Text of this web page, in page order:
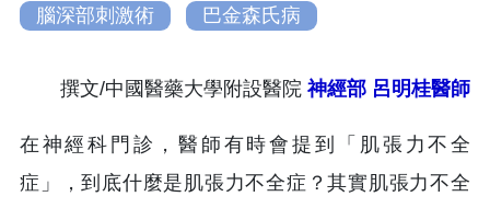
腦深部刺激術 巴金森氏病
撰文/中國醫藥大學附設醫院 神經部 呂明桂醫師
在神經科門診，醫師有時會提到「肌張力不全
症」，到底什麼是肌張力不全症？其實肌張力不全